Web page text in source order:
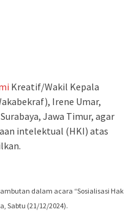
Kreatif/Wakil Kepala
Irene Umar,
Jawa Timur, agar
intelektual (HKI) atas
dalam acara “Sosialisasi Hak
Sabtu (21/12/2024).